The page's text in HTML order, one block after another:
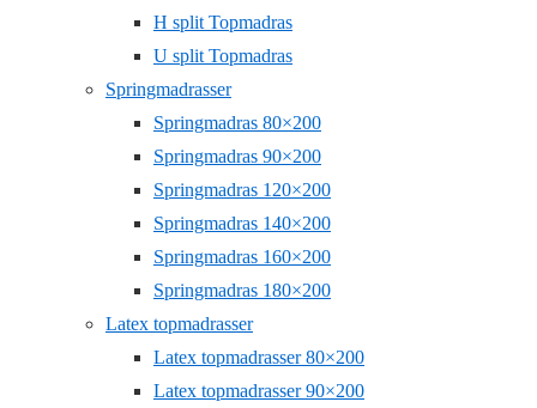
H split Topmadras
U split Topmadras
Springmadrasser
Springmadras 80×200
Springmadras 90×200
Springmadras 120×200
Springmadras 140×200
Springmadras 160×200
Springmadras 180×200
Latex topmadrasser
Latex topmadrasser 80×200
Latex topmadrasser 90×200